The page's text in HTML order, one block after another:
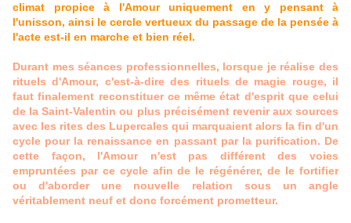
climat propice à l'Amour uniquement en y pensant à
l'unisson, ainsi le cercle vertueux du passage de la pensée à
l'acte est-il en marche et bien réel.
Durant mes séances professionnelles, lorsque je réalise des
rituels d'Amour, c'est-à-dire des rituels de magie rouge, il
faut finalement reconstituer ce même état d'esprit que celui
de la Saint-Valentin ou plus précisément revenir aux sources
avec les rites des Lupercales qui marquaient alors la fin d'un
cycle pour la renaissance en passant par la purification. De
cette façon, l'Amour n'est pas différent des voies
empruntées par ce cycle afin de le régénérer, de le fortifier
ou d'aborder une nouvelle relation sous un angle
véritablement neuf et donc forcément prometteur.